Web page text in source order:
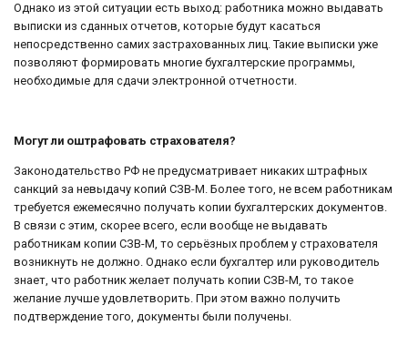
Однако из этой ситуации есть выход: работника можно выдавать
выписки из сданных отчетов, которые будут касаться
непосредственно самих застрахованных лиц. Такие выписки уже
позволяют формировать многие бухгалтерские программы,
необходимые для сдачи электронной отчетности.
Могут ли оштрафовать страхователя?
Законодательство РФ не предусматривает никаких штрафных
санкций за невыдачу копий СЗВ-М. Более того, не всем работникам
требуется ежемесячно получать копии бухгалтерских документов.
В связи с этим, скорее всего, если вообще не выдавать
работникам копии СЗВ-М, то серьёзных проблем у страхователя
возникнуть не должно. Однако если бухгалтер или руководитель
знает, что работник желает получать копии СЗВ-М, то такое
желание лучше удовлетворить. При этом важно получить
подтверждение того, документы были получены.